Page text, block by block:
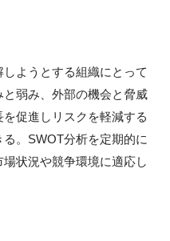
ようとする組織にとって
弱み、外部の機会と脅威
促進しリスクを軽減する
。SWOT分析を定期的に
状況や競争環境に適応し